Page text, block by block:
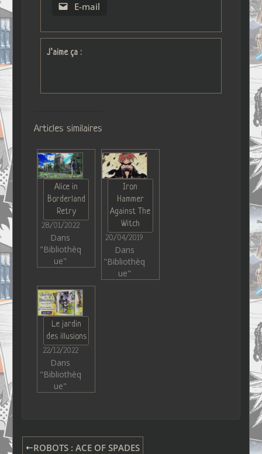
E-mail
J’aime ça :
Articles similaires
Alice in
Borderland
Retry
28/01/2022
Dans
"Bibliothèq
ue"
Iron
Hammer
Against The
Witch
20/04/2019
Dans
"Bibliothèq
ue"
Le jardin
des illusions
22/12/2022
Dans
"Bibliothèq
ue"
ROBOTS : ACE OF SPADES